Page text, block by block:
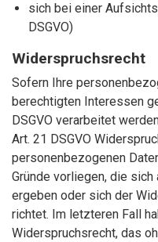
sich bei einer
DSGVO)
Widerspruchsrecht
Sofern Ihre
berechtigten Interessen
DSGVO verarbeitet
Art. 21 DSGVO
personenbezogenen
Gründe vorliegen, die
ergeben oder sich der
richtet. Im letzteren Fall
Widerspruchsrecht, das